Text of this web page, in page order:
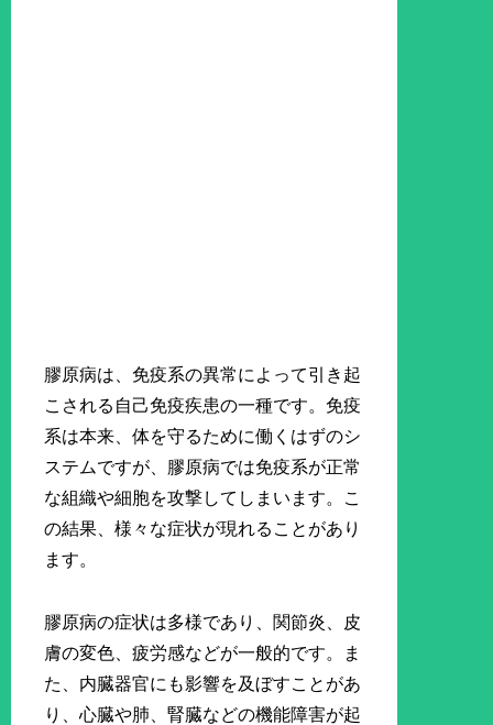
膠原病は、免疫系の異常によって引き起
こされる自己免疫疾患の一種です。免疫
系は本来、体を守るために働くはずのシ
ステムですが、膠原病では免疫系が正常
な組織や細胞を攻撃してしまいます。こ
の結果、様々な症状が現れることがあり
ます。
膠原病の症状は多様であり、関節炎、皮
膚の変色、疲労感などが一般的です。ま
た、内臓器官にも影響を及ぼすことがあ
り、心臓や肺、腎臓などの機能障害が起